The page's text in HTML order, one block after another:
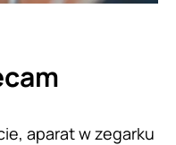
aparat w zegarku